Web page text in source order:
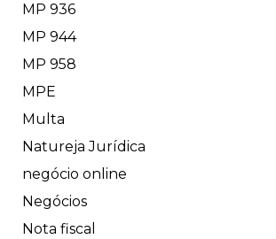
MP 936
MP 944
MP 958
MPE
Multa
Natureja Jurídica
negócio online
Negócios
Nota fiscal